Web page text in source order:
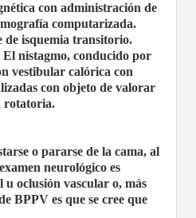
con administración de
computarizada.
de isquemia transitorio.
nistagmo, conducido por
vestibular calórica con
con objeto de valorar
rotatoria.
o pararse de la cama, al
neurológico es
oclusión vascular o, más
BPPV es que se cree que